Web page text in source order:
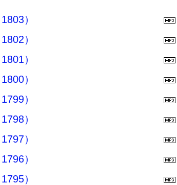
）
）
）
）
）
）
）
）
）